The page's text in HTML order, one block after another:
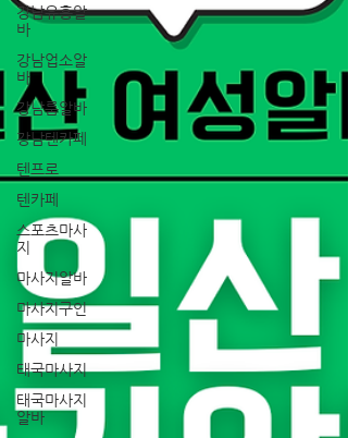
강남유흥알
바
강남업소알
바
강남룸알바
강남텐카페
텐프로
텐카페
스포츠마사
지
마사지알바
마사지구인
마사지
태국마사지
태국마사지
알바